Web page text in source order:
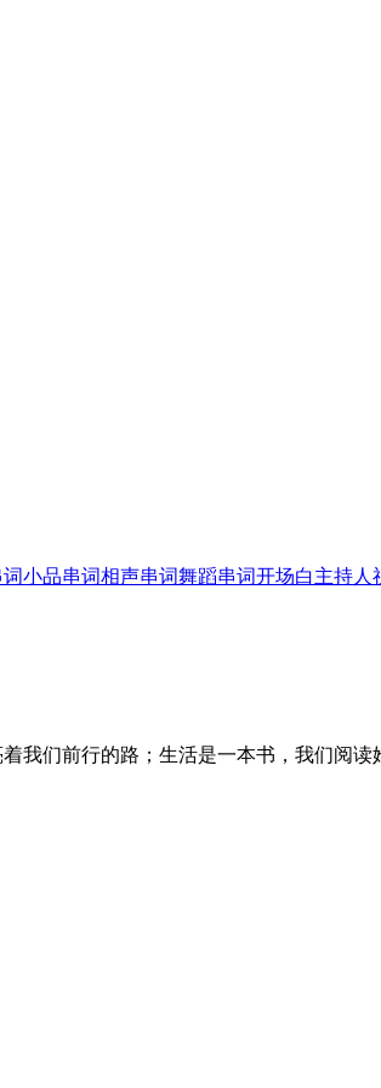
小品串词相声串词舞蹈串词开场白主持人
我们前行的路；生活是一本书，我们阅